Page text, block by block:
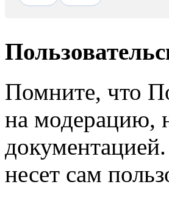
Помните, что
на модерацию,
несет сам